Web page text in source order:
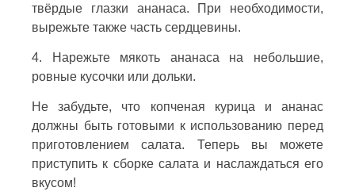
твёрдые глазки ананаса. При необходимости,
вырежьте также часть сердцевины.
4. Нарежьте мякоть ананаса на небольшие,
ровные кусочки или дольки.
Не забудьте, что копченая курица и ананас
должны быть готовыми к использованию перед
приготовлением салата. Теперь вы можете
приступить к сборке салата и наслаждаться его
вкусом!